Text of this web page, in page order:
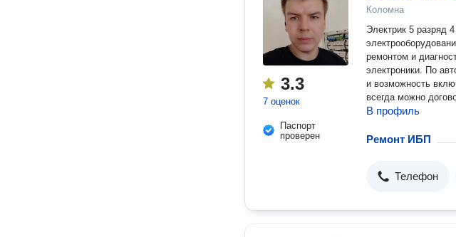
3.3
7 оценок
Паспорт
проверен
Коломна
Электрик 5 разряд
ремонтом и
электроники. По
и возможность
всегда можно
В профиль
Ремонт ИБП
Телефон